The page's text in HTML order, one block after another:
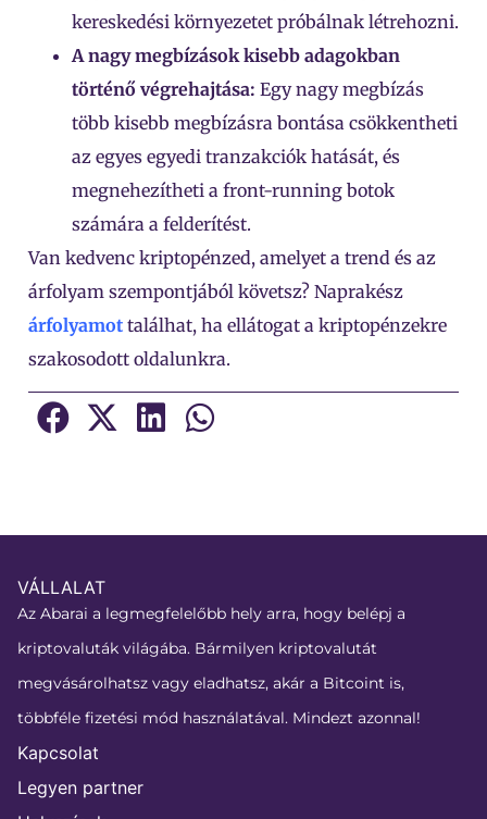
kereskedési környezetet próbálnak létrehozni.
A nagy megbízások kisebb adagokban
történő végrehajtása: Egy nagy megbízás
több kisebb megbízásra bontása csökkentheti
az egyes egyedi tranzakciók hatását, és
megnehezítheti a front-running botok
számára a felderítést.
Van kedvenc kriptopénzed, amelyet a trend és az
árfolyam szempontjából követsz? Naprakész
árfolyamot találhat, ha ellátogat a kriptopénzekre
szakosodott oldalunkra.
VÁLLALAT
Az Abarai a legmegfelelőbb hely arra, hogy belépj a
kriptovaluták világába. Bármilyen kriptovalutát
megvásárolhatsz vagy eladhatsz, akár a Bitcoint is,
többféle fizetési mód használatával. Mindezt azonnal!
Kapcsolat
Legyen partner